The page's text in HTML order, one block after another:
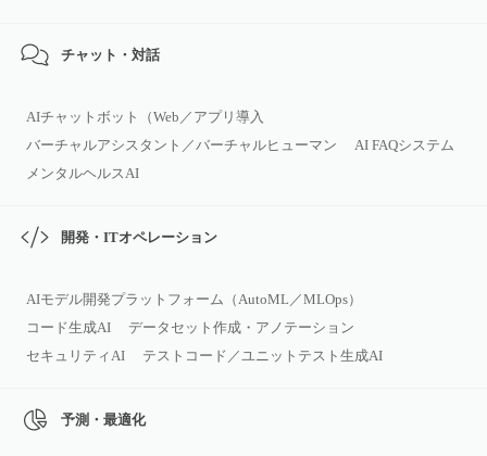
チャット・対話
AIチャットボット（Web／アプリ導入
バーチャルアシスタント／バーチャルヒューマン
AI FAQシステム
メンタルヘルスAI
開発・ITオペレーション
AIモデル開発プラットフォーム（AutoML／MLOps）
コード生成AI
データセット作成・アノテーション
セキュリティAI
テストコード／ユニットテスト生成AI
予測・最適化